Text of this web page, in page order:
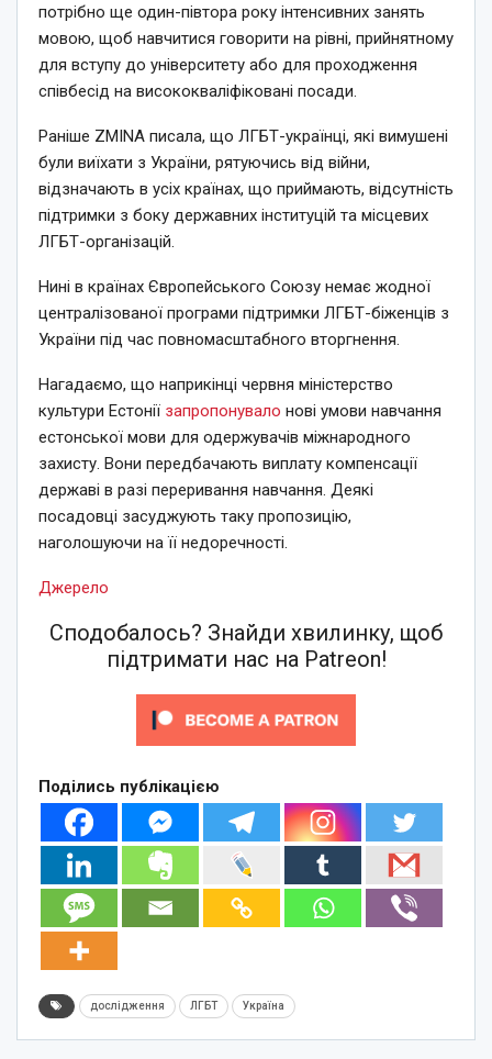
потрібно ще один-півтора року інтенсивних занять
мовою, щоб навчитися говорити на рівні, прийнятному
для вступу до університету або для проходження
співбесід на висококваліфіковані посади.
Раніше ZMINA писала, що ЛГБТ-українці, які вимушені
були виїхати з України, рятуючись від війни,
відзначають в усіх країнах, що приймають, відсутність
підтримки з боку державних інституцій та місцевих
ЛГБТ-організацій.
Нині в країнах Європейського Союзу немає жодної
централізованої програми підтримки ЛГБТ-біженців з
України під час повномасштабного вторгнення.
Нагадаємо, що наприкінці червня міністерство
культури Естонії запропонувало нові умови навчання
естонської мови для одержувачів міжнародного
захисту. Вони передбачають виплату компенсації
державі в разі переривання навчання. Деякі
посадовці засуджують таку пропозицію,
наголошуючи на її недоречності.
Джерело
Сподобалось? Знайди хвилинку, щоб
підтримати нас на Patreon!
Поділись публікацією
дослідження ЛГБТ Україна